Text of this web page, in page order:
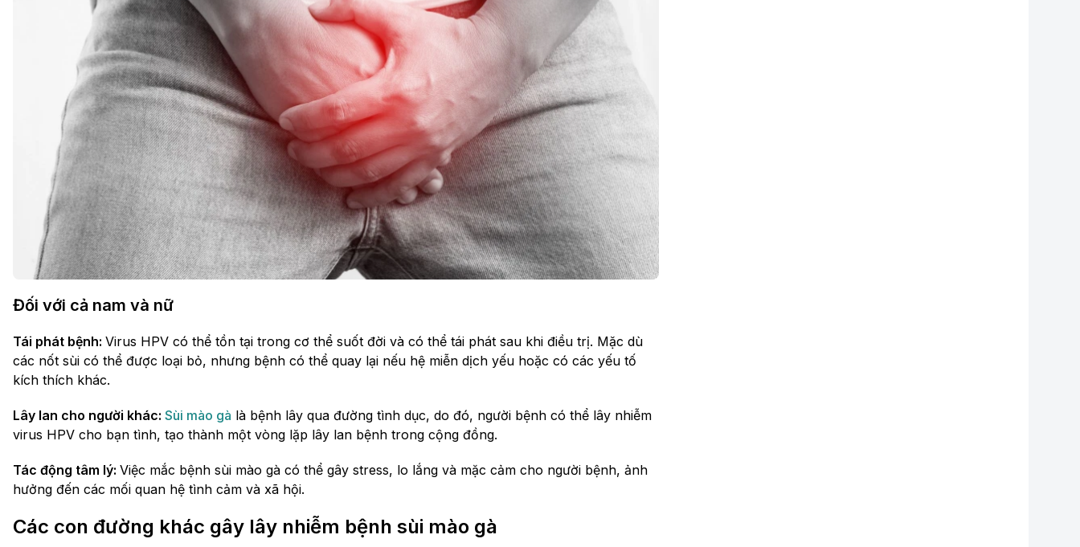
Đối với cả nam và nữ
Tái phát bệnh: Virus HPV có thể tồn tại trong cơ thể suốt đời và có thể tái phát sau khi điều trị. Mặc dù
các nốt sùi có thể được loại bỏ, nhưng bệnh có thể quay lại nếu hệ miễn dịch yếu hoặc có các yếu tố
kích thích khác.
Lây lan cho người khác: Sùi mào gà là bệnh lây qua đường tình dục, do đó, người bệnh có thể lây nhiễm
virus HPV cho bạn tình, tạo thành một vòng lặp lây lan bệnh trong cộng đồng.
Tác động tâm lý: Việc mắc bệnh sùi mào gà có thể gây stress, lo lắng và mặc cảm cho người bệnh, ảnh
hưởng đến các mối quan hệ tình cảm và xã hội.
Các con đường khác gây lây nhiễm bệnh sùi mào gà